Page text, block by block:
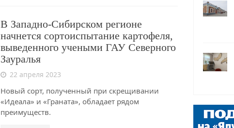
В Западно-Сибирском регионе
начнется сортоиспытание картофеля,
выведенного учеными ГАУ Северного
Зауралья
22 апреля 2023
Новый сорт, полученный при скрещивании
«Идеала» и «Граната», обладает рядом
преимуществ.